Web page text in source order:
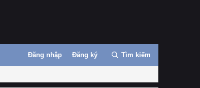
Đăng nhập Đăng ký Tìm kiếm